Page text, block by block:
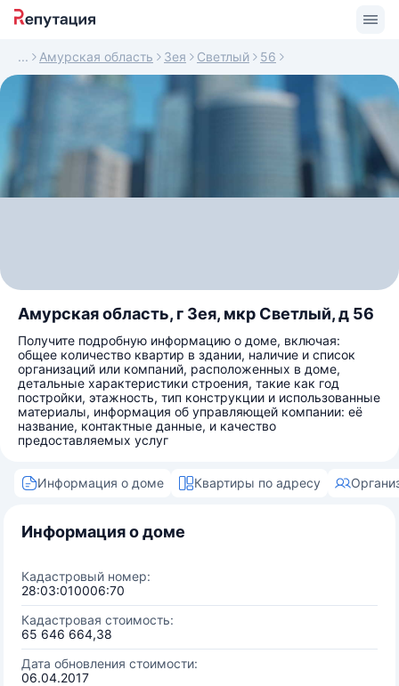
Амурская область Зея Светлый 56
Амурская область, г Зея, мкр Светлый, д 56
Получите подробную информацию о доме, включая:
общее количество квартир в здании, наличие и список
организаций или компаний, расположенных в доме,
детальные характеристики строения, такие как год
постройки, этажность, тип конструкции и использованные
материалы, информация об управляющей компании: её
название, контактные данные, и качество
предоставляемых услуг
Информация о доме Квартиры по адресу
Информация о доме
Кадастровый номер:
28:03:010006:70
Кадастровая стоимость:
65 646 664,38
Дата обновления стоимости:
06.04.2017